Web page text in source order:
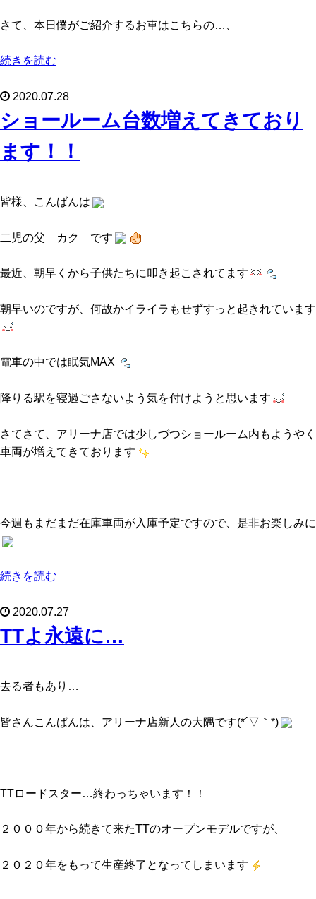
さて、本日僕がご紹介するお車はこちらの…、
続きを読む
2020.07.28
ショールーム台数増えてきており
ます！！
皆様、こんばんは
二児の父 カク です
最近、朝早くから子供たちに叩き起こされてます
朝早いのですが、何故かイライラもせずすっと起きれています
電車の中では眠気MAX
降りる駅を寝過ごさないよう気を付けようと思います
さてさて、アリーナ店では少しづつショールーム内もようやく
車両が増えてきております
今週もまだまだ在庫車両が入庫予定ですので、是非お楽しみに
続きを読む
2020.07.27
TTよ永遠に…
去る者もあり…
皆さんこんばんは、アリーナ店新人の大隅です(*´▽｀*)
TTロードスター…終わっちゃいます！！
２０００年から続きて来たTTのオープンモデルですが、
２０２０年をもって生産終了となってしまいます